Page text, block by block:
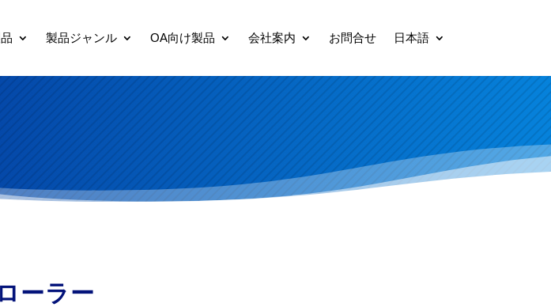
製品ジャンル OA向け製品 会社案内 お問合せ 日本語
ーラー